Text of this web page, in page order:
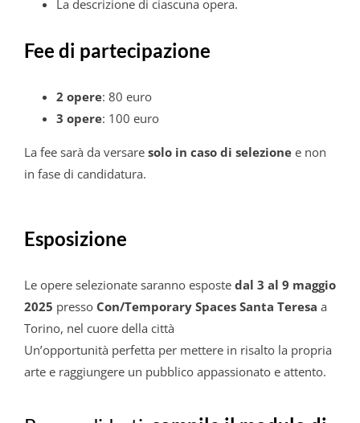
La descrizione di ciascuna opera.
Fee di partecipazione
2 opere: 80 euro
3 opere: 100 euro
La fee sarà da versare solo in caso di selezionee non
in fase di candidatura.
Esposizione
Le opere selezionate saranno esposte dal 3 al 9 maggio
2025 presso Con/Temporary Spaces Santa Teresa a
Torino, nel cuore della città
Un’opportunità perfetta per mettere in risalto la propria
arte e raggiungere un pubblico appassionato e attento.